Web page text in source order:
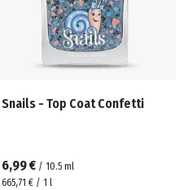
Snails - Top Coat Confetti
6,99 € / 10.5 ml
665,71 € / 1 l